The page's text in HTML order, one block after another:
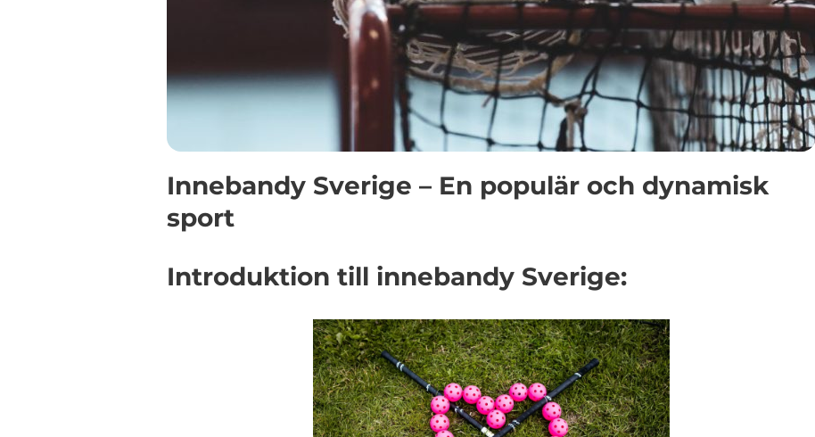
Innebandy Sverige – En populär och dynamisk
sport
Introduktion till innebandy Sverige: